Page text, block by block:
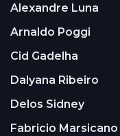
Alexandre Luna
Arnaldo Poggi
Cid Gadelha
Dalyana Ribeiro
Delos Sidney
Fabricio Marsicano